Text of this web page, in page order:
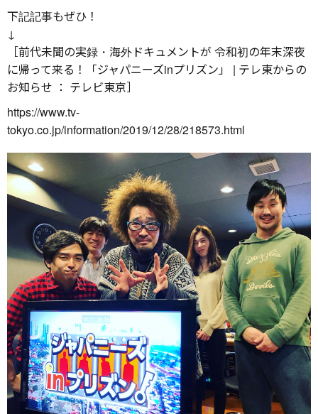
下記記事もぜひ！
↓
［前代未聞の実録・海外ドキュメントが 令和初の年末深夜
に帰って来る！「ジャパニーズinプリズン」 | テレ東からの
お知らせ ： テレビ東京］
https://www.tv-
tokyo.co.jp/information/2019/12/28/218573.html